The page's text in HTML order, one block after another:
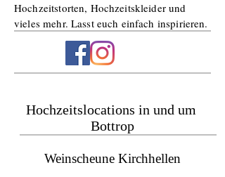
Hochzeitstorten, Hochzeitskleider und
vieles mehr. Lasst euch einfach inspirieren.
Hochzeitslocations in und um
Bottrop
Weinscheune Kirchhellen